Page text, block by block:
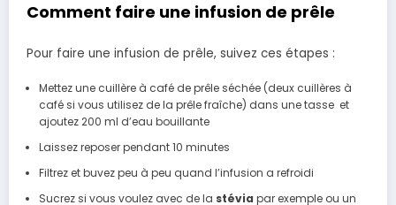
Comment faire une infusion de prêle
Pour faire une infusion de prêle, suivez ces étapes :
Mettez une cuillère à café de prêle séchée (deux cuillères à
café si vous utilisez de la prêle fraîche) dans une tasse et
ajoutez 200 ml d’eau bouillante
Laissez reposer pendant 10 minutes
Filtrez et buvez peu à peu quand l’infusion a refroidi
Sucrez si vous voulez avec de la stévia par exemple ou un